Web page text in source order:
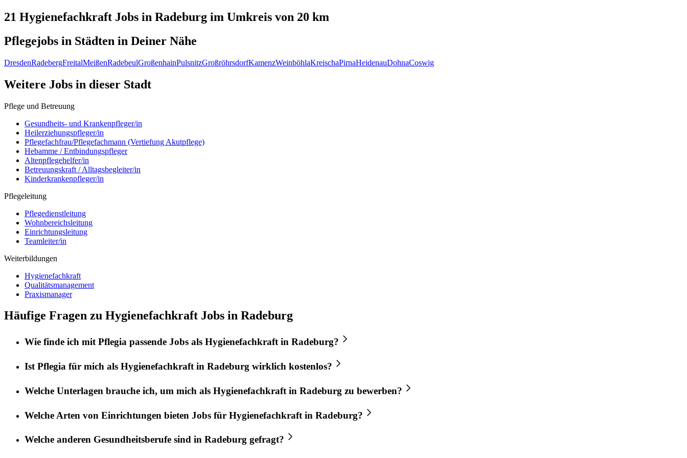
21 Hygienefachkraft Jobs in Radeburg im Umkreis von 20 km
Pflegejobs in Städten in Deiner Nähe
DresdenRadebergFreitalMeißenRadebeulGroßenhainPulsnitzGroßröhrsdorfKamenzWeinböhlaKreischaPirnaHeidenauDohnaCoswig
Weitere Jobs in dieser Stadt
Pflege und Betreuung
Gesundheits- und Krankenpfleger/in
Heilerziehungspfleger/in
Pflegefachfrau/Pflegefachmann (Vertiefung Akutpflege)
Hebamme / Entbindungspfleger
Altenpflegehelfer/in
Betreuungskraft / Alltagsbegleiter/in
Kinderkrankenpfleger/in
Pflegeleitung
Pflegedienstleitung
Wohnbereichsleitung
Einrichtungsleitung
Teamleiter/in
Weiterbildungen
Hygienefachkraft
Qualitätsmanagement
Praxismanager
Häufige Fragen zu Hygienefachkraft Jobs in Radeburg
Wie finde ich mitPflegia passende Jobs als Hygienefachkraftin Radeburg?
Ist Pflegia für mich als Hygienefachkraft in Radeburg wirklich kostenlos?
Welche Unterlagen brauche ich, um mich als Hygienefachkraft in Radeburg zu bewerben?
Welche Arten von Einrichtungen bieten Jobs für Hygienefachkraft in Radeburg?
Welche anderen Gesundheitsberufe sind in Radeburg gefragt?